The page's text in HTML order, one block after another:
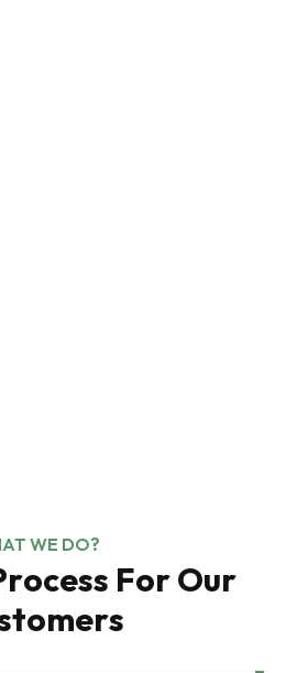
WE DO?
rocess ForOur
tomers